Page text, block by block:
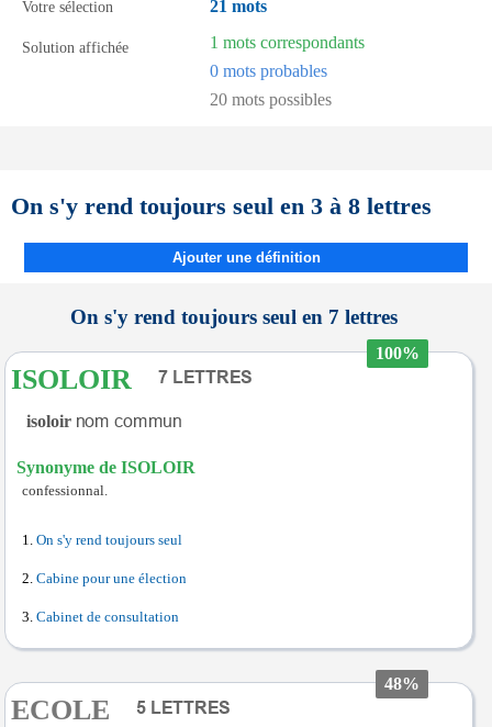
Votre sélection 21 mots
Solution affichée
1 mots correspondants
0 mots probables
20 mots possibles
On s'y rend toujours seul en 3 à 8 lettres
Ajouter une définition
On s'y rend toujours seul en 7 lettres
100%
ISOLOIR
isoloir
Synonyme de ISOLOIR
confessionnal.
On s'y rend toujours seul
Cabine pour une élection
Cabinet de consultation
48%
ECOLE